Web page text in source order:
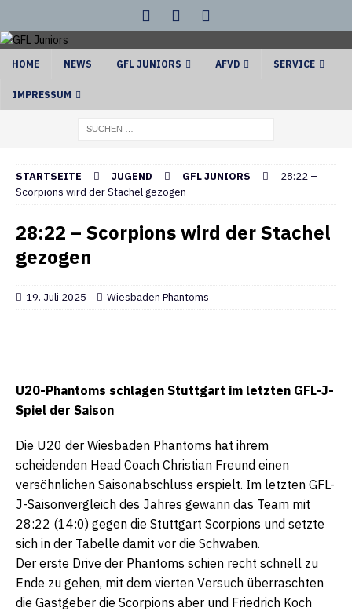
HOME NEWS GFL JUNIORS AFVD SERVICE
IMPRESSUM
STARTSEITE JUGEND GFL JUNIORS
28:22 –
Scorpions wird der Stachel gezogen
28:22 – Scorpions wird der Stachel
gezogen
19. Juli 2025 Wiesbaden Phantoms
U20-Phantoms schlagen Stuttgart im letzten GFL-J-
Spiel der Saison
Die U20 der Wiesbaden Phantoms hat ihrem
scheidenden Head Coach Christian Freund einen
versöhnlichen Saisonabschluss erspielt. Im letzten GFL-
J-Saisonvergleich des Jahres gewann das Team mit
28:22 (14:0) gegen die Stuttgart Scorpions und setzte
sich in der Tabelle damit vor die Schwaben.
Der erste Drive der Phantoms schien recht schnell zu
Ende zu gehen, mit dem vierten Versuch überraschten
die Gastgeber die Scorpions aber und Friedrich Koch